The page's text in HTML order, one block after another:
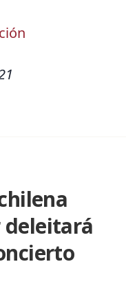
deleitará